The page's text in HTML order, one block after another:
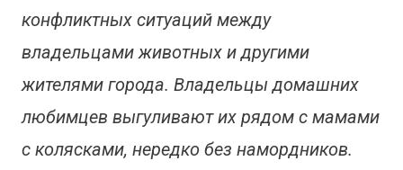
конфликтных ситуаций между
владельцами животных и другими
жителями города. Владельцы домашних
любимцев выгуливают их рядом с мамами
с колясками, нередко без намордников.